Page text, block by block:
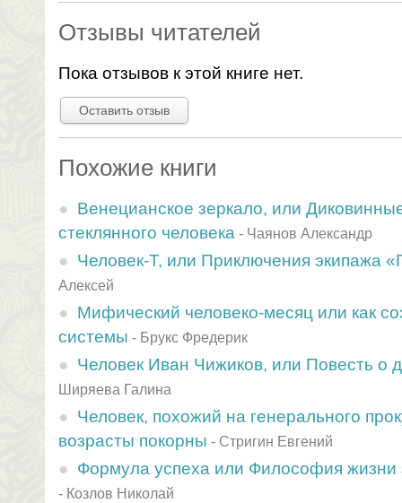
Отзывы читателей
Пока отзывов к этой книге нет.
Оставить отзыв
Похожие книги
Венецианское зеркало, или
стеклянного человека - Чаянов Александр
Человек-Т, или Приключения экипажа
Алексей
Мифический человеко-месяц или как
системы - Брукс Фредерик
Человек Иван Чижиков, или Повесть о
Ширяева Галина
Человек, похожий на генерального
возрасты покорны - Стригин Евгений
Формула успеха или Философия жизни
- Козлов Николай